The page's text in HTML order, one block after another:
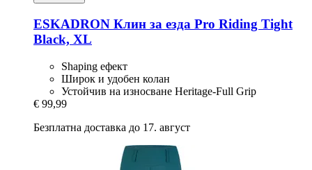
ESKADRON Клин за езда Pro Riding Tight
Black, XL
Shaping ефект
Широк и удобен колан
Устойчив на износване Heritage-Full Grip
€ 99,99
Безплатна доставка до 17. август